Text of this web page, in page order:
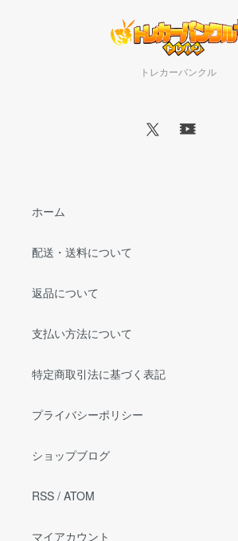
トレカーバンクル
ホーム
配送・送料について
返品について
支払い方法について
特定商取引法に基づく表記
プライバシーポリシー
ショップブログ
RSS / ATOM
マイアカウント